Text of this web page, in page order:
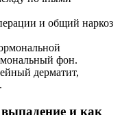
и общий наркоз
фон.
дерматит,
и как